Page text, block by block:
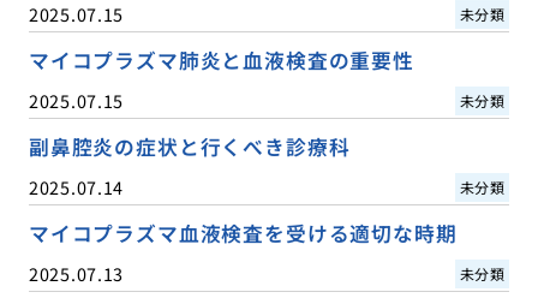
2025.07.15 未分類
マイコプラズマ肺炎と血液検査の重要性
2025.07.15 未分類
副鼻腔炎の症状と行くべき診療科
2025.07.14 未分類
マイコプラズマ血液検査を受ける適切な時期
2025.07.13 未分類